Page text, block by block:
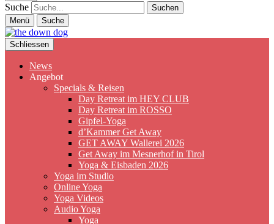
Suche
Menü Suche
Schliessen
News
Angebot
Specials & Reisen
Day Retreat im HEY CLUB
Day Retreat im ROSSO
Gipfel-Yoga
d’Kammer Get Away
GET AWAY Wallerei 2026
Get Away im Mesnerhof in Tirol
Yoga & Eisbaden 2026
Yoga im Studio
Online Yoga
Yoga Videos
Audio Yoga
Yoga